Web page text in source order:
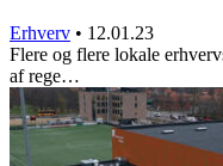
Erhverv • 12.01.23
Flere og flere lokale
af rege…